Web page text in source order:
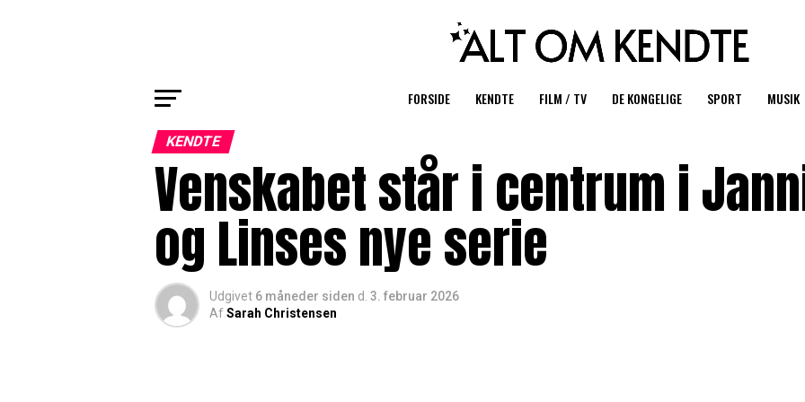
FORSIDE KENDTE FILM / TV DE KONGELIGE SPORT MUSIK
KENDTE
Venskabet står i centrum i
og Linses nye serie
Udgivet 6 måneder siden d. 3. februar 2026
AfSarah Christensen